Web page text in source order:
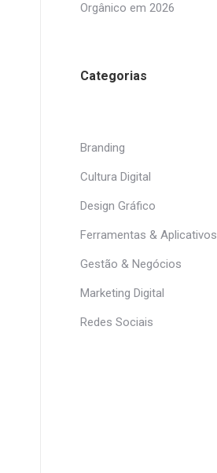
Orgânico em 2026
Categorias
Branding
Cultura Digital
Design Gráfico
Ferramentas & Aplicativos
Gestão & Negócios
Marketing Digital
Redes Sociais